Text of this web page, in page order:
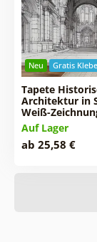
Neu Gratis
Tapete
Architektur in
Weiß-
Auf Lager
ab 25,58 €